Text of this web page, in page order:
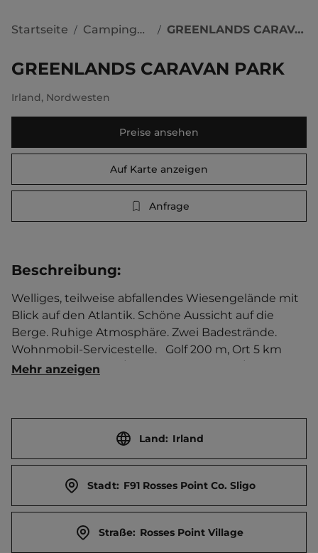
Startseite / Campingplätze / GREENLANDS CARAVAN PARK
GREENLANDS CARAVAN PARK
Irland, Nordwesten
Preise ansehen
Auf Karte anzeigen
Anfrage
Beschreibung:
Welliges, teilweise abfallendes Wiesengelände mit
Blick auf den Atlantik. Schöne Aussicht auf die
Berge. Ruhige Atmosphäre. Zwei Badestrände.
Wohnmobil-Servicestelle.   Golf 200 m, Ort 5 km
entfernt. Touristen-/Dauerstellplätze 100/0.
Mehr anzeigen
Land: Irland
Stadt: F91 Rosses Point Co. Sligo
Straße: Rosses Point Village